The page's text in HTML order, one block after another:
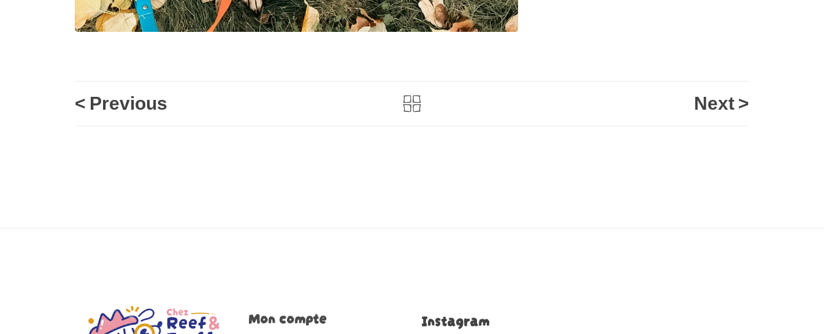
< Previous Next >
Mon compte Instagram